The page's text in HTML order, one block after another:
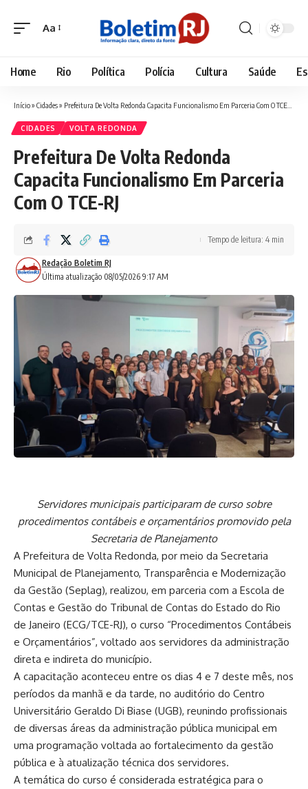
Font
Aa
Home Rio Política Polícia Cultura Saúde
Início» Cidades» Prefeitura De Volta Redonda Capacita Funcionalismo Em Parceria Com O TCE-RJ
CIDADES VOLTA REDONDA
Prefeitura De Volta Redonda
Capacita Funcionalismo Em Parceria
Com O TCE-RJ
Última atualização 08/05/2026 9:17 AM
Redação Boletim RJ
Tempo de leitura: 4 min
Servidores municipais participaram de curso sobre
procedimentos contábeis e orçamentários promovido pela
Secretaria de Planejamento
A Prefeitura de Volta Redonda, por meio da Secretaria
Municipal de Planejamento, Transparência e Modernização
da Gestão (Seplag), realizou, em parceria com a Escola de
Contas e Gestão do Tribunal de Contas do Estado do Rio
de Janeiro (ECG/TCE-RJ), o curso “Procedimentos Contábeis
e Orçamentários”, voltado aos servidores da administração
direta e indireta do município.
A capacitação aconteceu entre os dias 4 e 7 deste mês, nos
períodos da manhã e da tarde, no auditório do Centro
Universitário Geraldo Di Biase (UGB), reunindo profissionais
de diversas áreas da administração pública municipal em
uma programação voltada ao fortalecimento da gestão
pública e à atualização técnica dos servidores.
A temática do curso é considerada estratégica para o